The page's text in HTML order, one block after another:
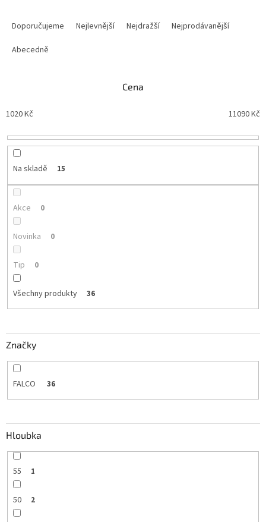
o
u
ů
Doporučujeme Nejlevnější Nejdražší
Nejprodávanější
Abecedně
Cena
1020Kč 11090Kč
Na skladě 15
Akce 0
Novinka 0
Tip 0
Všechny produkty 36
Značky
FALCO 36
Hloubka
55 1
50 2